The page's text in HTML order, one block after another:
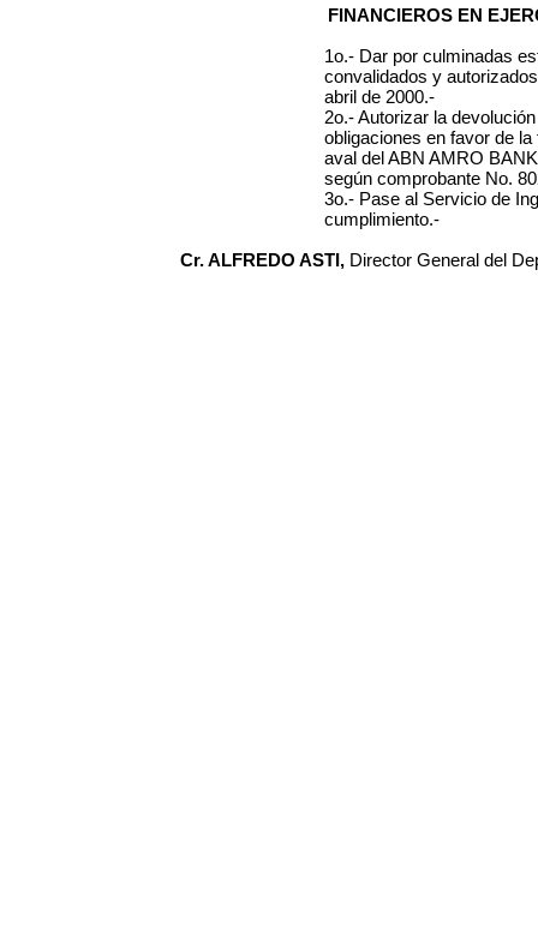
FINANCIEROS EN
1o.- Dar por culminadas
convalidados y
abril de 2000.-
2o.- Autorizar la
obligaciones en favor de
aval del ABN AMRO
según comprobante No.
3o.- Pase al Servicio de
cumplimiento.-
Cr. ALFREDO ASTI, Director General del